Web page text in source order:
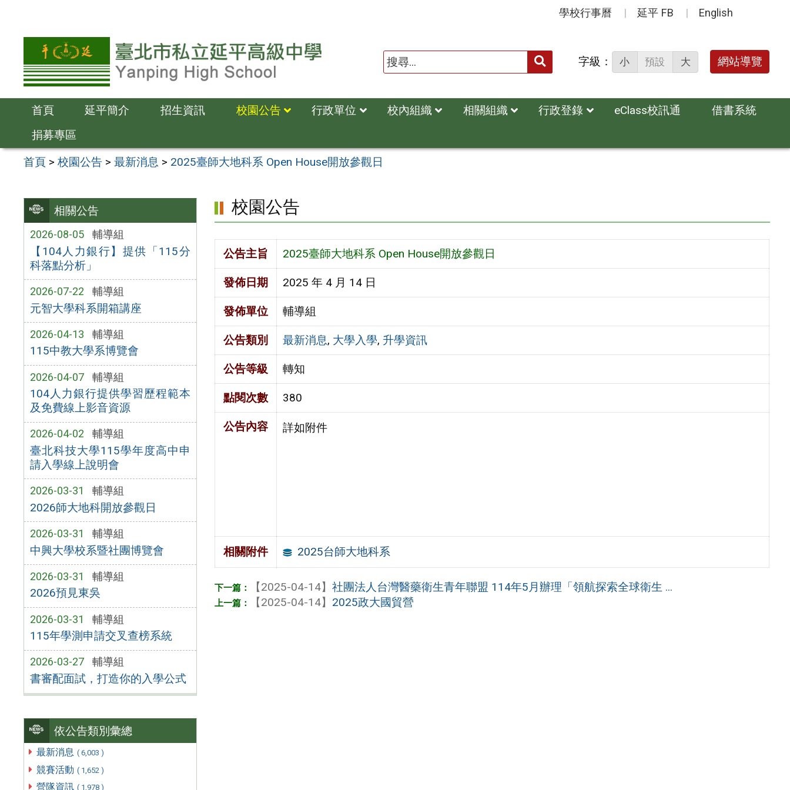
容
學校行事曆 延平 FB English
送出 字級： 小 預設 大 網站導覽
首頁 延平簡介 招生資訊 校園公告 行政單位 校內組織 相關組織 行政登錄 eClass校訊通
借書系統
捐募專區
首頁 >校園公告 >最新消息 > 2025臺師大地科系 Open House開放參觀日
相關公告
2026-08-05 輔導組
【104人力銀行】提供「115分
科落點分析」
2026-07-22 輔導組
元智大學科系開箱講座
2026-04-13 輔導組
115中教大學系博覽會
2026-04-07 輔導組
104人力銀行提供學習歷程範本
及免費線上影音資源
2026-04-02 輔導組
臺北科技大學115學年度高中申
請入學線上說明會
2026-03-31 輔導組
2026師大地科開放參觀日
2026-03-31 輔導組
中興大學校系暨社團博覽會
2026-03-31 輔導組
2026預見東吳
2026-03-31 輔導組
115年學測申請交叉查榜系統
2026-03-27 輔導組
書審配面試，打造你的入學公式
依公告類別彙總
最新消息 ( 6,003 )
競賽活動 ( 1,652 )
營隊資訊 ( 1,978 )
校園公告
公告主旨 2025臺師大地科系 Open House開放參觀日
發佈日期 2025 年 4 月 14 日
發佈單位 輔導組
公告類別 最新消息, 大學入學, 升學資訊
公告等級 轉知
點閱次數 380
公告內容 詳如附件
相關附件 2025台師大地科系
【2025-04-14】社團法人台灣醫藥衛生青年聯盟 114年5月辦理「領航探索全球衛生 ...
【2025-04-14】 2025政大國貿營